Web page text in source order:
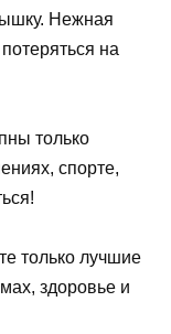
Нежная
на
только
спорте,
только лучшие
здоровье и